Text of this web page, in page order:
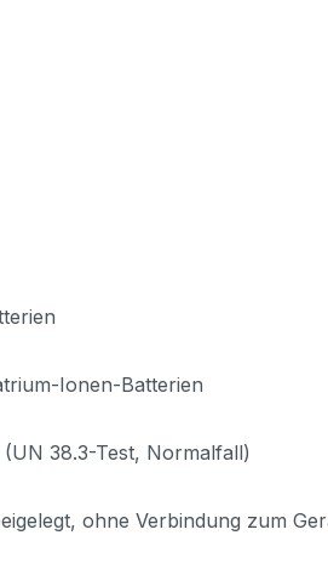
Ionen-Batterien
38.3-Test, Normalfall)
ohne Verbindung zum